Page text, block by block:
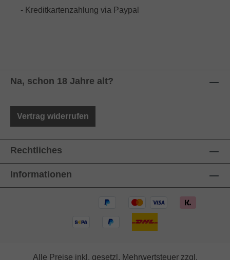
- Kreditkartenzahlung via Paypal
Na, schon 18 Jahre alt?
Vertrag widerrufen
Rechtliches
Informationen
Alle Preise inkl. gesetzl. Mehrwertsteuer zzgl.